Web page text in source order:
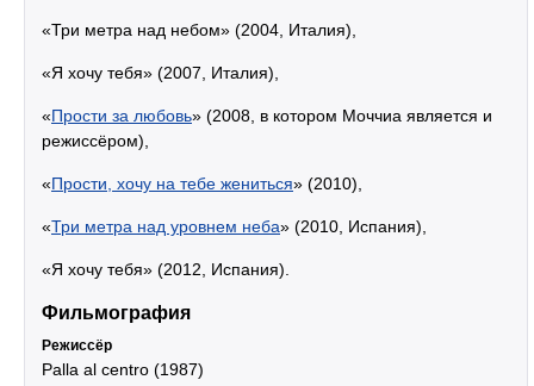
«Три метра над небом» (2004, Италия),
«Я хочу тебя» (2007, Италия),
«Прости за любовь» (2008, в котором Моччиа является и
режиссёром),
«Прости, хочу на тебе жениться» (2010),
«Три метра над уровнем неба» (2010, Испания),
«Я хочу тебя» (2012, Испания).
Фильмография
Режиссёр
Palla al centro (1987)